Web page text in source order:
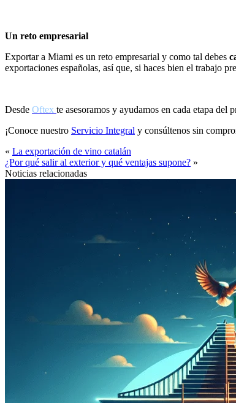
Un reto empresarial
Exportar a Miami es un reto empresarial y como tal debes
exportaciones españolas, así que, si haces bien el trabajo
Desde Oftex te asesoramos y ayudamos en cada etapa
¡Conoce nuestro Servicio Integral y consúltenos sin
« La exportación de vino catalán
¿Por qué salir al exterior y qué ventajas supone? »
Noticias relacionadas